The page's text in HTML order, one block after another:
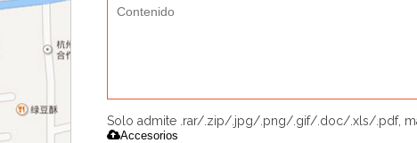
Solo admite .rar/.zip/.jpg/.png/.gif/.doc/.xls/.pdf,
Accesorios